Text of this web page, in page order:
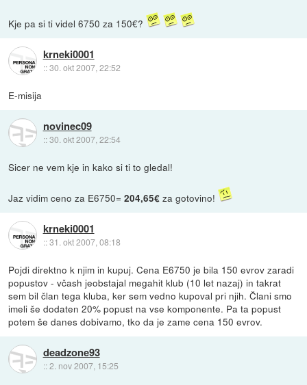
Kje pa si ti videl 6750 za 150€?
krneki0001
::30. okt 2007, 22:52
E-misija
novinec09
::30. okt 2007, 22:54
Sicer ne vem kje in kako si ti to gledal!
Jaz vidim ceno za E6750=204,65€ za gotovino!
krneki0001
::31. okt 2007, 08:18
Pojdi direktno k njim in kupuj. Cena E6750 je bila 150 evrov zaradi
popustov - včash jeobstajal megahit klub (10 let nazaj) in takrat
sem bil član tega kluba, ker sem vedno kupoval pri njih. Člani smo
imeli še dodaten 20% popust na vse komponente. Pa ta popust
potem še danes dobivamo, tko da je zame cena 150 evrov.
deadzone93
::2. nov 2007, 15:25